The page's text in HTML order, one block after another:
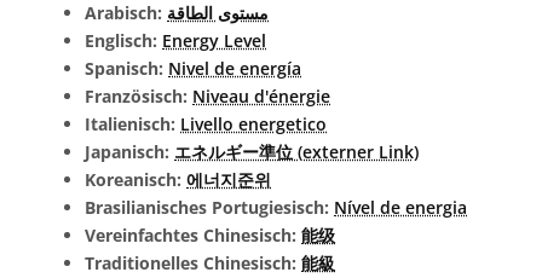
Arabisch: مستوى الطاقة
Englisch: Energy Level
Spanisch: Nivel de energía
Französisch: Niveau d'énergie
Italienisch: Livello energetico
Japanisch: エネルギー準位 (externer Link)
Koreanisch: 에너지준위
Brasilianisches Portugiesisch: Nível de energia
Vereinfachtes Chinesisch: 能级
Traditionelles Chinesisch: 能級